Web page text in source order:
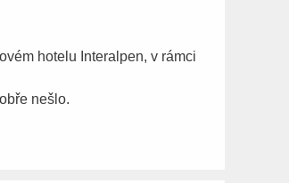
hotelu Interalpen, v rámci
nešlo.